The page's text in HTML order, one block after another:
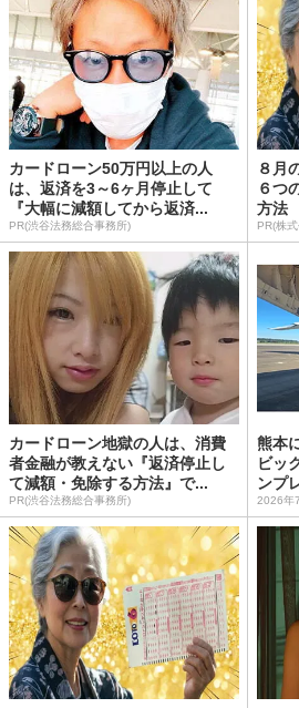
カードローン50万円以上の人
は、返済を3～6ヶ月停止して
『大幅に減額してから返済...
PR(渋谷法務総合事務所)
８月
６つ
方法
PR(株
カードローン地獄の人は、消費
者金融が教えない『返済停止し
て減額・免除する方法』で...
PR(渋谷法務総合事務所)
熊本
ビッ
ンプ
2026年